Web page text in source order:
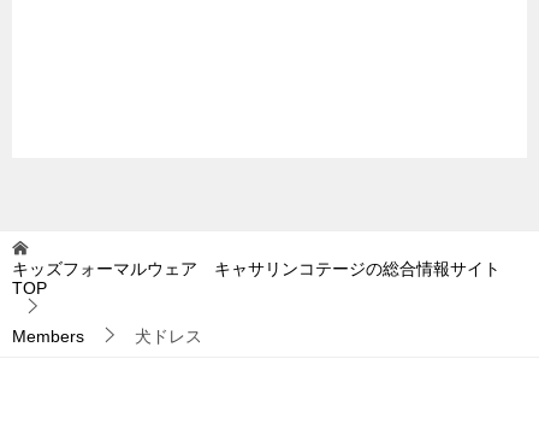
キッズフォーマルウェア キャサリンコテージの総合情報サイト
TOP
Members 犬ドレス